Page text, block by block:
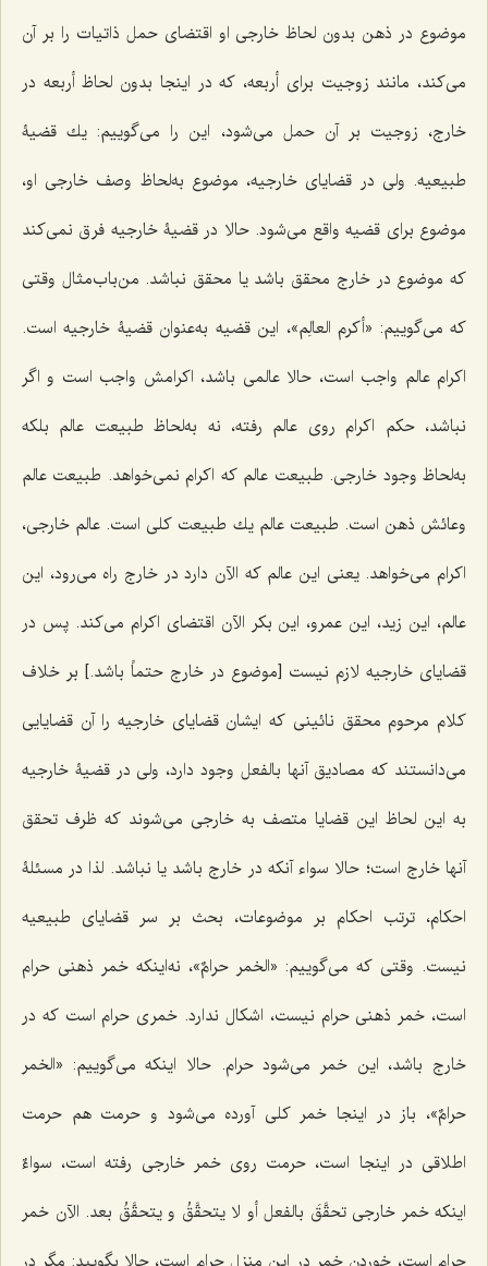
موضوع در ذهن بدون لحاظ خارجى او اقتضای حمل ذاتیات را بر آن
مى‌كند، مانند زوجیت براى أربعه، كه در اینجا بدون لحاظ أربعه در
خارج، زوجیت بر آن حمل مى‌شود، این را مى‌گوییم: یك قضیۀ
طبیعیه. ولى در قضایاى خارجیه، موضوع به‌لحاظ وصف خارجى او،
موضوع براى قضیه واقع مى‌شود. حالا در قضیۀ خارجیه فرق نمى‌كند
که موضوع در خارج محقق باشد یا محقق نباشد. من‌باب‌مثال وقتی
که مى‌گوییم: «أكرم العالِم»، این قضیه به‌عنوان قضیۀ خارجیه است.
اكرام عالم واجب است، حالا عالمى باشد، اكرامش واجب است و اگر
نباشد، حكم اكرام روى عالم رفته، نه به‌لحاظ طبیعت عالم بلكه
به‌لحاظ وجود خارجى. طبیعت عالم كه اكرام نمى‌خواهد. طبیعت عالم
وعائش ذهن است. طبیعت عالم یك طبیعت كلى است. عالم خارجى،
اكرام مى‌خواهد. یعنى این عالم كه الآن دارد در خارج راه مى‌رود، این
عالم، این زید، این عمرو، این بكر الآن اقتضای اكرام مى‌كند. پس در
قضایاى خارجیه لازم نیست [موضوع در خارج حتماً باشد.] بر خلاف
كلام مرحوم محقق نائینى كه ایشان قضایاى خارجیه را آن قضایایى
مى‌دانستند كه مصادیق آنها بالفعل وجود دارد، ولى در قضیۀ خارجیه
به این لحاظ این قضایا متصف به خارجى مى‌شوند كه ظرف تحقق
آنها خارج است؛ حالا سواء آنكه در خارج باشد یا نباشد. لذا در مسئلۀ
احكام، ترتب احكام بر موضوعات، بحث بر سر قضایاى طبیعیه
نیست. وقتى كه مى‌گوییم: «الخمر حرامٌ»، نه‌اینكه خمر ذهنى حرام
است، خمر ذهنى‌ حرام نیست، اشكال ندارد. خمرى حرام است كه در
خارج باشد، این خمر مى‌شود حرام. حالا اینكه مى‌گوییم: «الخمر
حرامٌ»، باز در اینجا خمر كلى آورده مى‌شود و حرمت هم حرمت
اطلاقى در اینجا است، حرمت روى خمر خارجى رفته است، سواءٌ
اینكه خمر خارجى تحقَّقَ بالفعل أو لا یتحقَّقُ و یتحقَّقُ بعد. الآن خمر